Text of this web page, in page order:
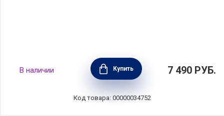
Набор для ланча Make & Take, тёмно-серый,
пластик, Brabantia, 206665
В наличии Купить 7 490 РУБ.
Код товара: 00000034752